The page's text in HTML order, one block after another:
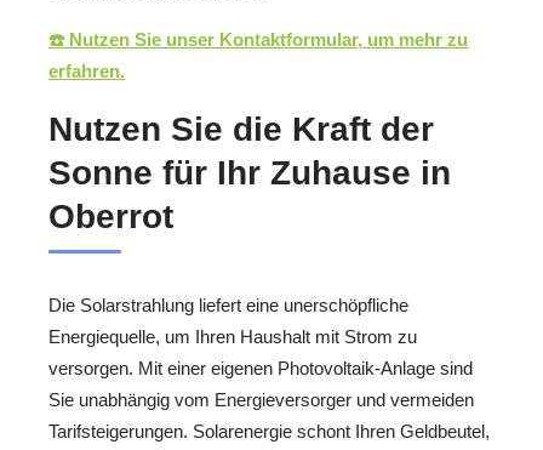
☎️ Nutzen Sie unser Kontaktformular, um mehr zu
erfahren.
Nutzen Sie die Kraft der
Sonne für Ihr Zuhause in
Oberrot
Die Solarstrahlung liefert eine unerschöpfliche
Energiequelle, um Ihren Haushalt mit Strom zu
versorgen. Mit einer eigenen Photovoltaik-Anlage sind
Sie unabhängig vom Energieversorger und vermeiden
Tarifsteigerungen. Solarenergie schont Ihren Geldbeutel,